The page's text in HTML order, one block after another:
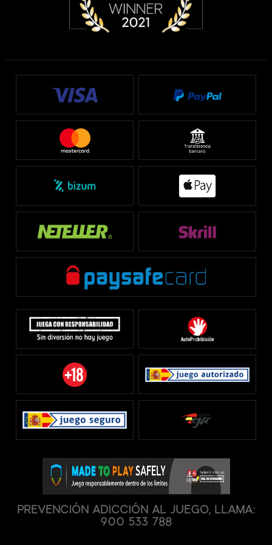
PREVENCIÓN ADICCIÓN AL JUEGO, LLAMA:
900 533 788